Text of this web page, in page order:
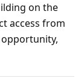
on the
access from